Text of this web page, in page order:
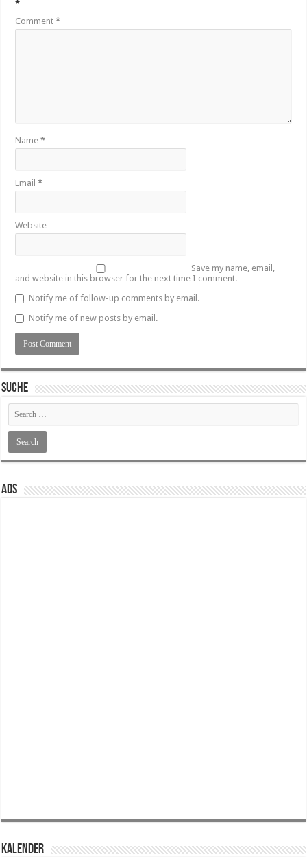
*
Comment*
Name*
Email*
Website
Save my name, email,
and website in this browser for the next time I comment.
Notify me of follow-up comments by email.
Notify me of new posts by email.
SUCHE
ADS
KALENDER